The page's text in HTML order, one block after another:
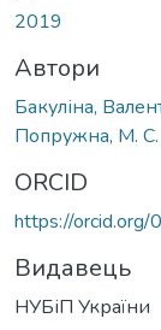
2019
Автори
Бакуліна,
Попружна, М. С.
ORCID
https://
Видавець
НУБіП України